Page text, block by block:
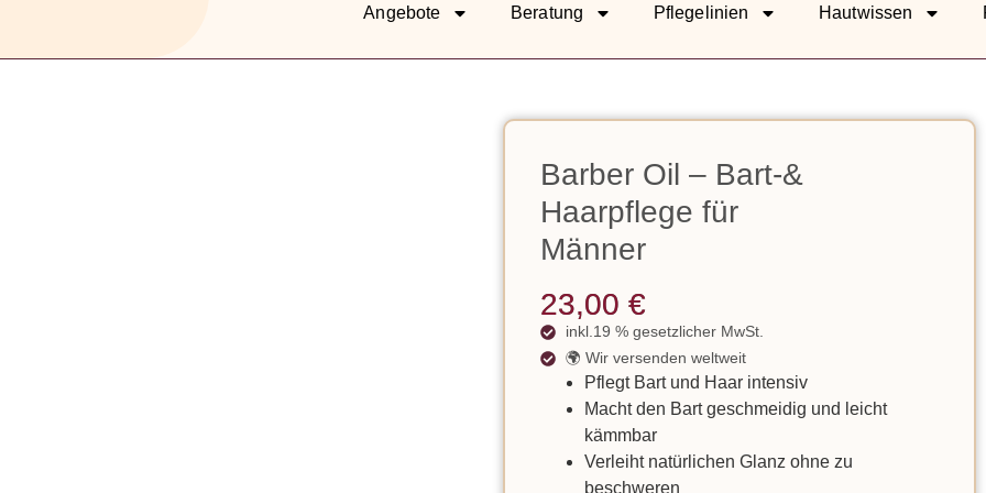
Angebote Beratung Pflegelinien Hautwissen
Barber Oil – Bart-&
Haarpflege für
Männer
23,00€
inkl.19 % gesetzlicher MwSt.
🌍 Wir versenden weltweit
Pflegt Bart und Haar intensiv
Macht den Bart geschmeidig und leicht
kämmbar
Verleiht natürlichen Glanz ohne zu
beschweren